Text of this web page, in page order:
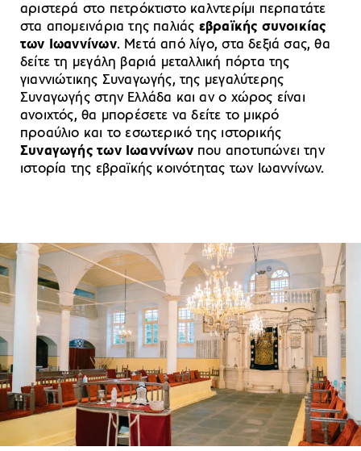
αριστερά στο πετρόκτιστο καλντερίμι περπατάτε
στα απομεινάρια της παλιάς εβραϊκής συνοικίας
των Ιωαννίνων. Μετά από λίγο, στα δεξιά σας, θα
δείτε τη μεγάλη βαριά μεταλλική πόρτα της
γιαννιώτικης Συναγωγής, της μεγαλύτερης
Συναγωγής στην Ελλάδα και αν ο χώρος είναι
ανοιχτός, θα μπορέσετε να δείτε το μικρό
προαύλιο και το εσωτερικό της ιστορικής
Συναγωγής των Ιωαννίνωνπου αποτυπώνει την
ιστορία της εβραϊκής κοινότητας των Ιωαννίνων.